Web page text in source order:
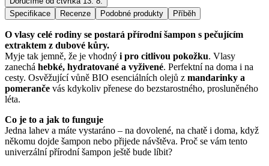
Specifikace
Recenze Podobné produkty Příběh
O vlasy celé rodiny se postará přírodní šampon s pečujícím
extraktem z dubové kůry.
Myje tak jemně, že je vhodný i pro citlivou pokožku. Vlasy
zanechá hebké, hydratované a vyživené. Perfektní na doma i na
cesty. Osvěžující vůně BIO esenciálních olejů z mandarinky a
pomeranče vás kdykoliv přenese do bezstarostného, prosluněného
léta.
Co je to a jak to funguje
Jedna lahev a máte vystaráno – na dovolené, na chatě i doma, když
někomu dojde šampon nebo přijede návštěva. Proč se vám tento
univerzální přírodní šampon ještě bude líbit?